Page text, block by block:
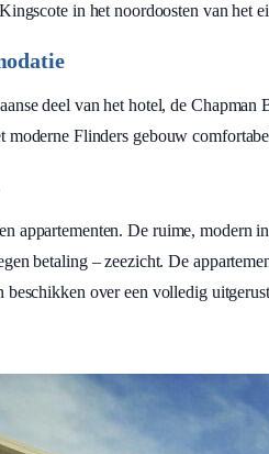
in het noordoosten van het
deel van het hotel, de Chapman
moderne Flinders gebouw
appartementen. De ruime, modern
betaling – zeezicht. De
beschikken over een volledig